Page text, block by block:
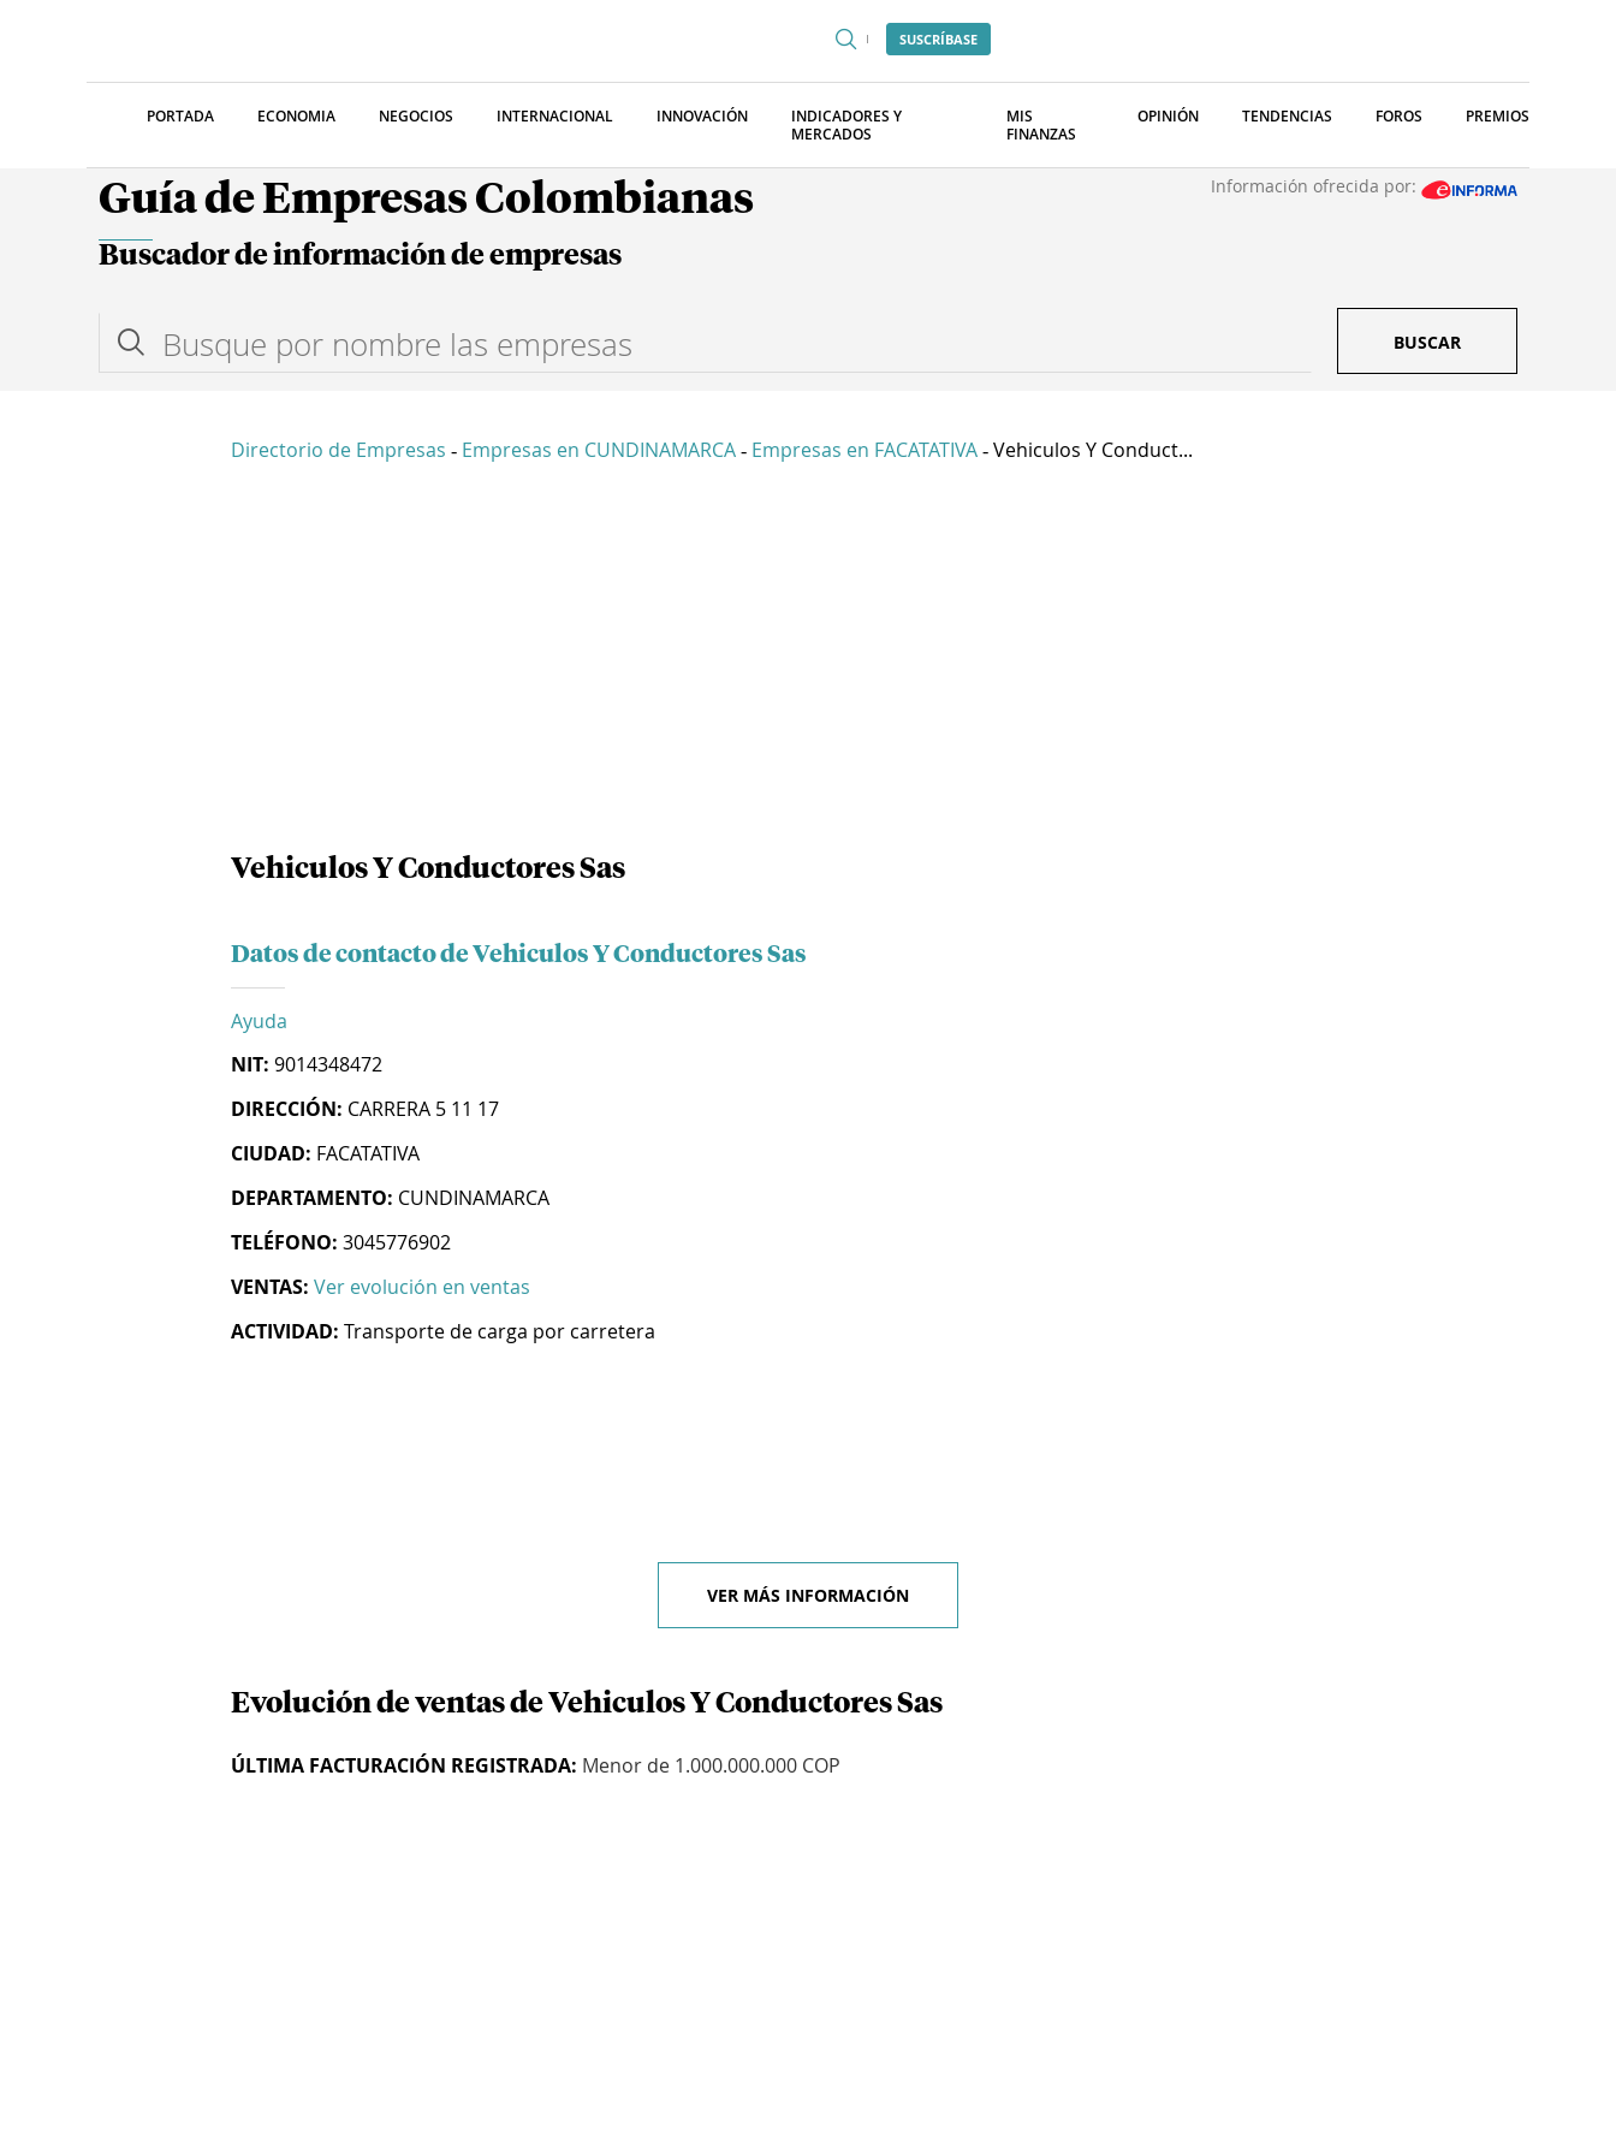
SUSCRÍBASE
PORTADA ECONOMIA NEGOCIOS INTERNACIONAL INNOVACIÓN
INDICADORES Y
MERCADOS
MIS
FINANZAS
OPINIÓN TENDENCIAS FOROS PREMIOS
Guía de Empresas Colombianas Información ofrecida por:
Buscador de información de empresas
BUSCAR
Directorio de Empresas - Empresas en CUNDINAMARCA - Empresas en FACATATIVA - Vehiculos Y Conduct...
Vehiculos Y Conductores Sas
Datos de contacto de Vehiculos Y Conductores Sas
Ayuda
NIT: 9014348472
DIRECCIÓN: CARRERA 5 11 17
CIUDAD: FACATATIVA
DEPARTAMENTO: CUNDINAMARCA
TELÉFONO: 3045776902
VENTAS: Ver evolución en ventas
ACTIVIDAD: Transporte de carga por carretera
VER MÁS INFORMACIÓN
Evolución de ventas de Vehiculos Y Conductores Sas
ÚLTIMA FACTURACIÓN REGISTRADA: Menor de 1.000.000.000 COP